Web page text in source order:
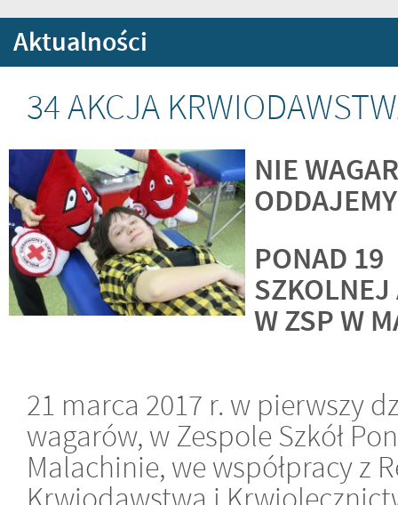
Aktualności
34 AKCJA
NIE
PONAD 19
W ZSP W
21 marca 2017 r. w pierwszy
wagarów, w Zespole Szkół
Malachinie, we współpracy z